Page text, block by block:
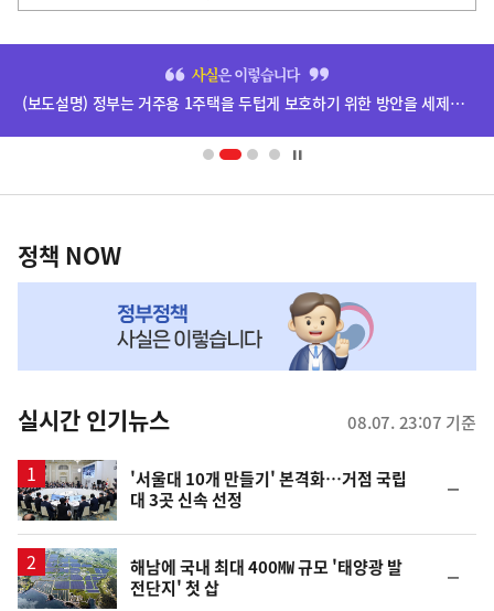
영
(보도설명) 정부는 거주용 1주택을 두텁게 보호하기 위한 방안을 세제개편안에 담았습니다.
책
NOW,
뉴
스
정책 NOW
실시간 인기뉴스 08.07. 23:07 기준
'서울대 10개 만들기' 본격화…거점 국립
대 3곳 신속 선정
일
해남에 국내 최대 400㎿ 규모 '태양광 발
전단지' 첫 삽